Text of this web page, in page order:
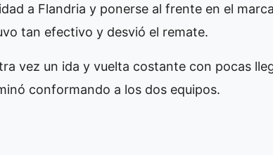
a Flandria y ponerse al frente en el
tan efectivo y desvió el remate.
vez un ida y vuelta costante con pocas
conformando a los dos equipos.